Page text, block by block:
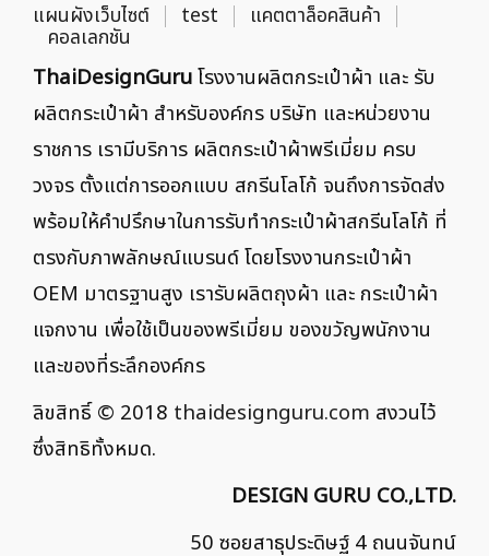
แผนผังเว็บไซต์ test แคตตาล็อคสินค้า
คอลเลกชัน
ThaiDesignGuruโรงงานผลิตกระเป๋าผ้า และ รับ
ผลิตกระเป๋าผ้า สำหรับองค์กร บริษัท และหน่วยงาน
ราชการ เรามีบริการ ผลิตกระเป๋าผ้าพรีเมี่ยม ครบ
วงจร ตั้งแต่การออกแบบ สกรีนโลโก้ จนถึงการจัดส่ง
พร้อมให้คำปรึกษาในการรับทำกระเป๋าผ้าสกรีนโลโก้ ที่
ตรงกับภาพลักษณ์แบรนด์ โดยโรงงานกระเป๋าผ้า
OEM มาตรฐานสูง เรารับผลิตถุงผ้า และ กระเป๋าผ้า
แจกงาน เพื่อใช้เป็นของพรีเมี่ยม ของขวัญพนักงาน
และของที่ระลึกองค์กร
ลิขสิทธิ์ © 2018 thaidesignguru.com สงวนไว้
ซึ่งสิทธิทั้งหมด.
DESIGN GURU CO.,LTD.
50 ซอยสาธุประดิษฐ์ 4 ถนนจันทน์